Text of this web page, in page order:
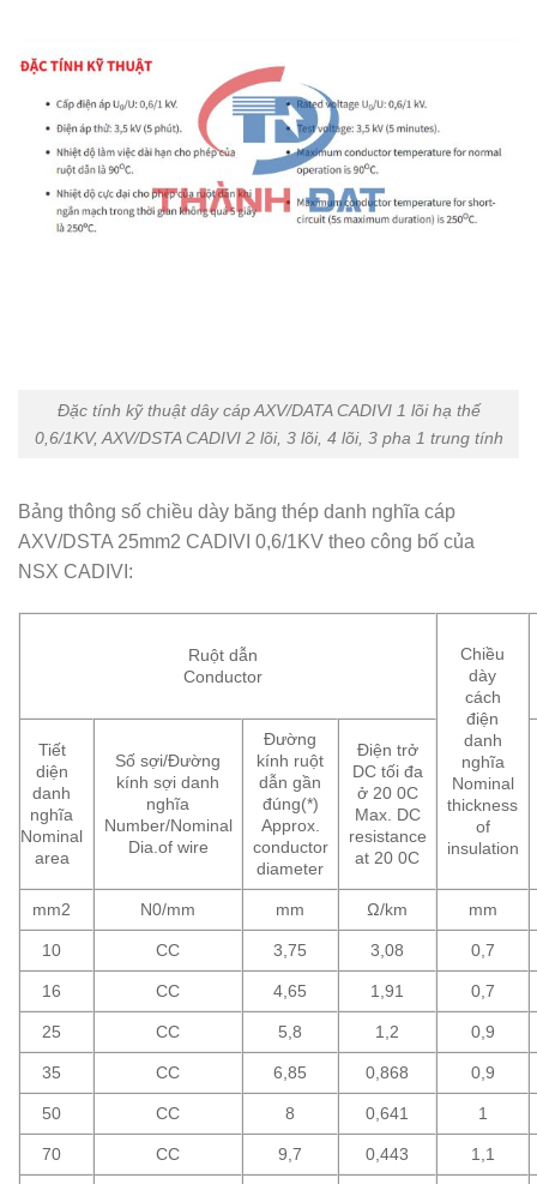
Đặc tính kỹ thuật dây cáp AXV/DATA CADIVI 1 lõi hạ thế
0,6/1KV, AXV/DSTA CADIVI 2 lõi, 3 lõi, 4 lõi, 3 pha 1 trung tính
Bảng thông số chiều dày băng thép danh nghĩa cáp
AXV/DSTA 25mm2 CADIVI 0,6/1KV theo công bố của
NSX CADIVI:
Ruột dẫn
Conductor
Chiều
dày
cách
điện
danh
nghĩa
Nominal
thickness
of
insulation
Tiết
diện
danh
nghĩa
Nominal
area
Số sợi/Đường
kính sợi danh
nghĩa
Number/Nominal
Dia.of wire
Đường
kính ruột
dẫn gần
đúng(*)
Approx.
conductor
diameter
Điện trở
DC tối đa
ở 20 0C
Max. DC
resistance
at 20 0C
mm2 N0/mm mm Ω/km mm
10 CC 3,75 3,08 0,7
16 CC 4,65 1,91 0,7
25 CC 5,8 1,2 0,9
35 CC 6,85 0,868 0,9
50 CC 8 0,641 1
70 CC 9,7 0,443 1,1